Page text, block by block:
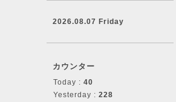
2026.08.07 Friday
カウンター
Today : 40
Yesterday : 228